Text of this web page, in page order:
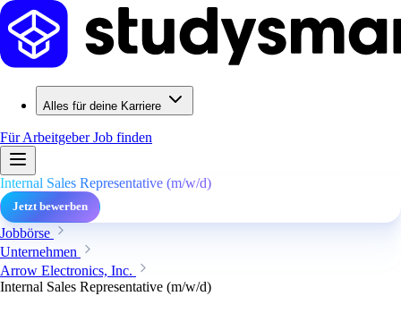
Alles für deine Karriere
Für ArbeitgeberJob finden
Internal Sales Representative (m/w/d)
Jetzt bewerben
Jobbörse
Unternehmen
Arrow Electronics, Inc.
Internal Sales Representative (m/w/d)